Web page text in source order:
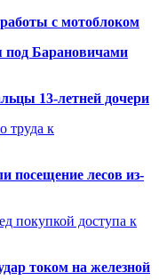
с мотоблоком
под Барановичами
13-летней дочери
труда к
посещение лесов из-
покупкой доступа к
током на железной